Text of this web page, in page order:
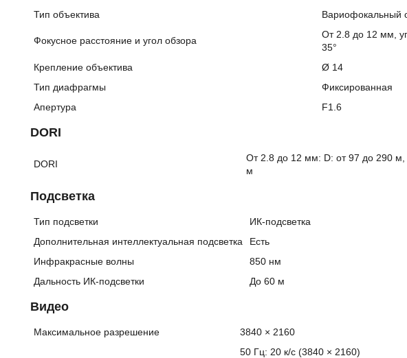
Тип объектива Вариофокальный
Фокусное расстояние и угол обзора
От 2.8 до 12 мм,
35°
Крепление объектива
Ø 14
Тип диафрагмы
Фиксированная
Апертура
F1.6
DORI
DORI
От 2.8 до 12 мм: D: от 97 до 290
м
Подсветка
Тип подсветки
ИК-подсветка
Дополнительная интеллектуальная подсветка
Есть
Инфракрасные волны
850 нм
Дальность ИК-подсветки
До 60 м
Видео
Максимальное разрешение 3840 × 2160
50 Гц: 20 к/с (3840 × 2160)